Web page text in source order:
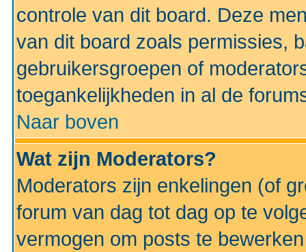
controle van dit board. Deze
van dit board zoals permissies,
gebruikersgroepen of
toegankelijkheden in al de
Naar boven
Wat zijn Moderators?
Moderators zijn enkelingen (of
forum van dag tot dag op te
vermogen om posts te